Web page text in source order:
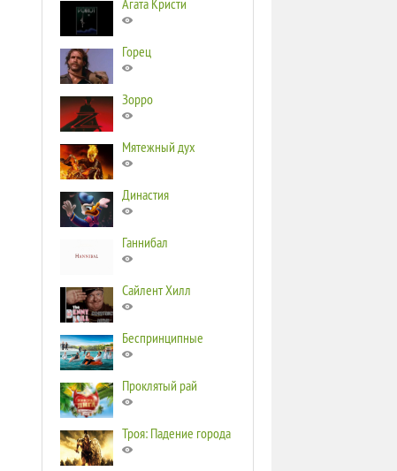
Агата Кристи
Горец
Зорро
Мятежный дух
Династия
Ганнибал
Сайлент Хилл
Беспринципные
Проклятый рай
Троя: Падение города